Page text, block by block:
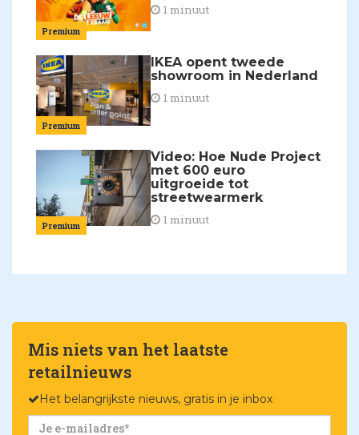
Premium
1 minuut
Premium
IKEA opent tweede
showroom in Nederland
1 minuut
Premium
Video: Hoe Nude Project
met 600 euro
uitgroeide tot
streetwearmerk
1 minuut
Mis niets van het laatste
retailnieuws
Het belangrijkste nieuws, gratis in je inbox